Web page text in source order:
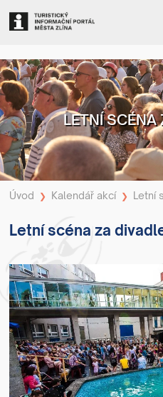
LETNÍ SCÉNA
Úvod ❯ Kalendář akcí ❯ Letní
Letní scéna za